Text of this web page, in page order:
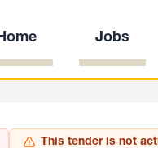
Jobs
This tender is not